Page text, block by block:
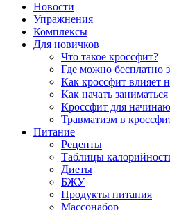
Новости
Упражнения
Комплексы
Для новичков
Что такое кроссфит?
Где можно бесплатно
Как кроссфит влияет
Как начать
Кроссфит для
Травматизм в
Питание
Рецепты
Таблицы
Диеты
БЖУ
Продукты питания
Массонабор